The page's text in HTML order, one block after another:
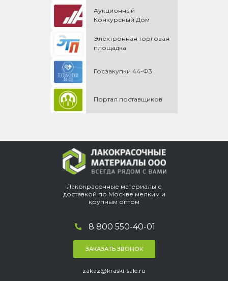
Аукционный
Конкурсный Дом
Электронная торговая
площадка
Госзакупки 44-Ф3
Портал поставщиков
Лакокрасочные материалы с
доставкой по Москве мелким и
крупным оптом
8 800 550-40-01
ЗАКАЗАТЬ ЗВОНОК
zakaz@kraski-sale.ru